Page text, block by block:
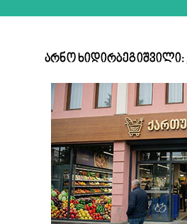
არნო ხიდირბეგიშვილი: